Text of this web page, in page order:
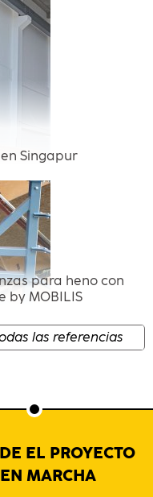
Singapur
para heno con
by MOBILIS
las referencias
EL PROYECTO
MARCHA